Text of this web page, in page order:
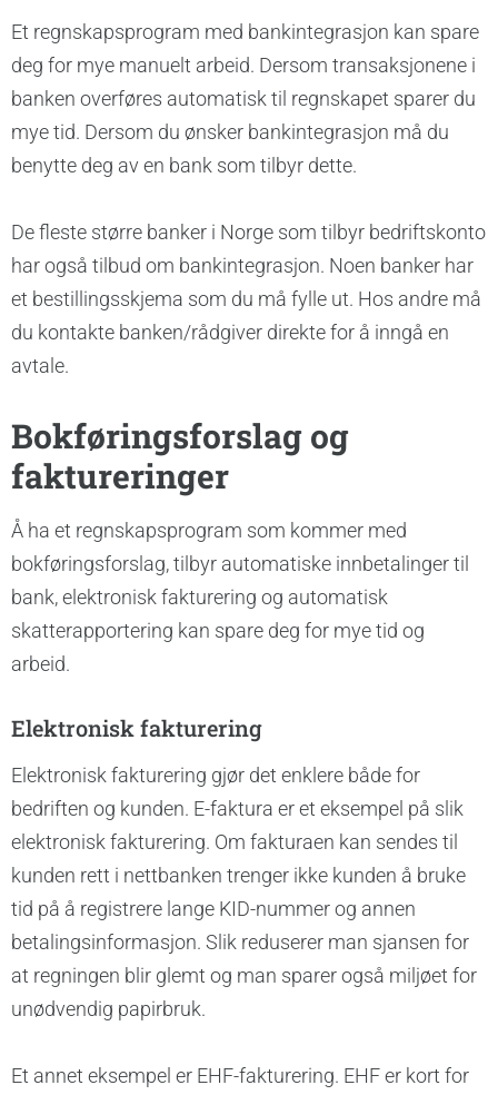
Et regnskapsprogram med bankintegrasjon kan spare
deg for mye manuelt arbeid. Dersom transaksjonene i
banken overføres automatisk til regnskapet sparer du
mye tid. Dersom du ønsker bankintegrasjon må du
benytte deg av en bank som tilbyr dette.
De fleste større banker i Norge som tilbyr bedriftskonto
har også tilbud om bankintegrasjon. Noen banker har
et bestillingsskjema som du må fylle ut. Hos andre må
du kontakte banken/rådgiver direkte for å inngå en
avtale.
Bokføringsforslag og
faktureringer
Å ha et regnskapsprogram som kommer med
bokføringsforslag, tilbyr automatiske innbetalinger til
bank, elektronisk fakturering og automatisk
skatterapportering kan spare deg for mye tid og
arbeid.
Elektronisk fakturering
Elektronisk fakturering gjør det enklere både for
bedriften og kunden. E-faktura er et eksempel på slik
elektronisk fakturering. Om fakturaen kan sendes til
kunden rett i nettbanken trenger ikke kunden å bruke
tid på å registrere lange KID-nummer og annen
betalingsinformasjon. Slik reduserer man sjansen for
at regningen blir glemt og man sparer også miljøet for
unødvendig papirbruk.
Et annet eksempel er EHF-fakturering. EHF er kort for